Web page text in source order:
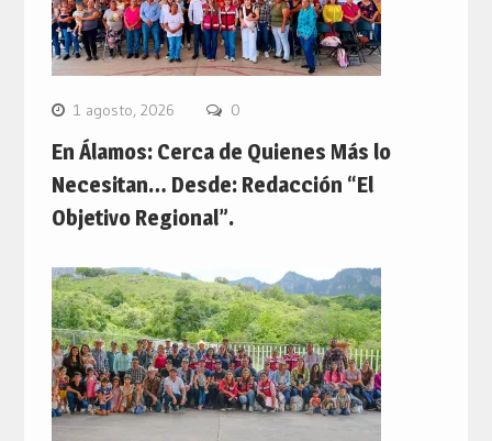
1 agosto, 2026 0
En Álamos: Cerca de Quienes Más lo
Necesitan… Desde: Redacción “El
Objetivo Regional”.